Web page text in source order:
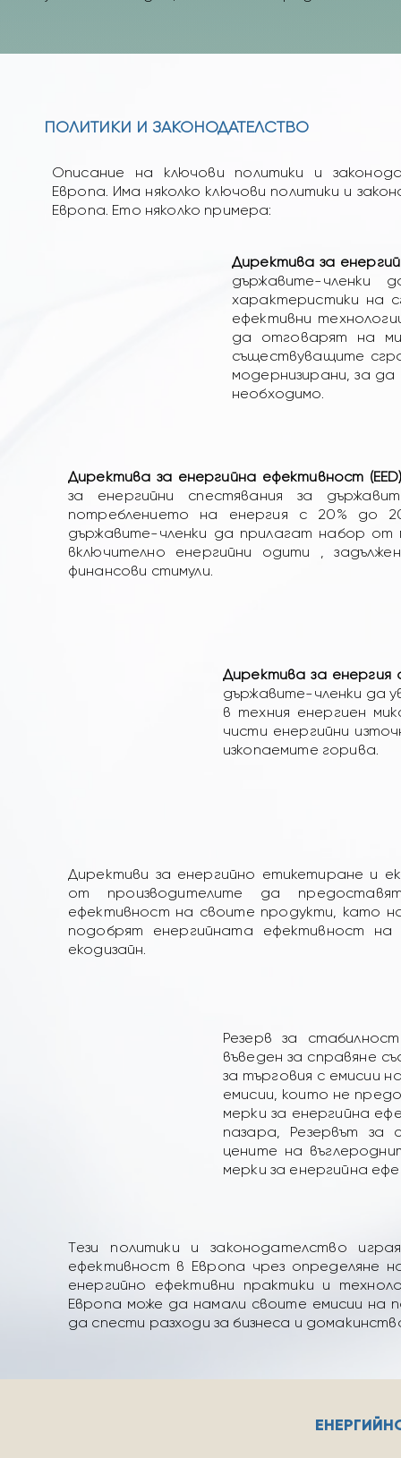
ПОЛИТИКИ И ЗАКОНОДАТЕЛСТВО
Описание на ключови политики и
Европа. Има няколко ключови политики и
Европа. Ето няколко примера:
Директива за
държавите-членки
характеристики на
ефективни
да отговарят на
съществуващите
модернизирани, за
необходимо.
Директива за енергийна ефективност
за енергийни спестявания за
потреблението на енергия с 20% до
държавите-членки да прилагат набор от
включително енергийни одити ,
финансови стимули.
Директива за енергия
държавите-членки да
в техния енергиен
чисти енергийни
изкопаемите горива.
Директиви за енергийно етикетиране и
от производителите да
ефективност на своите продукти, като
подобрят енергийната ефективност
екодизайн.
Резерв за
въведен за справяне
за търговия с емисии
емисии, които не
мерки за енергийна
пазара, Резервът за
цените на
мерки за енергийна
Tези политики и законодателство
ефективност в Европа чрез определяне
енергийно ефективни практики и
Европа може да намали своите емисии на
да спести разходи за бизнеса и